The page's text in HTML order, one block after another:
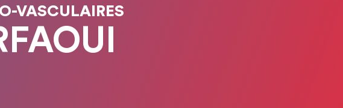
VASCULAIRES